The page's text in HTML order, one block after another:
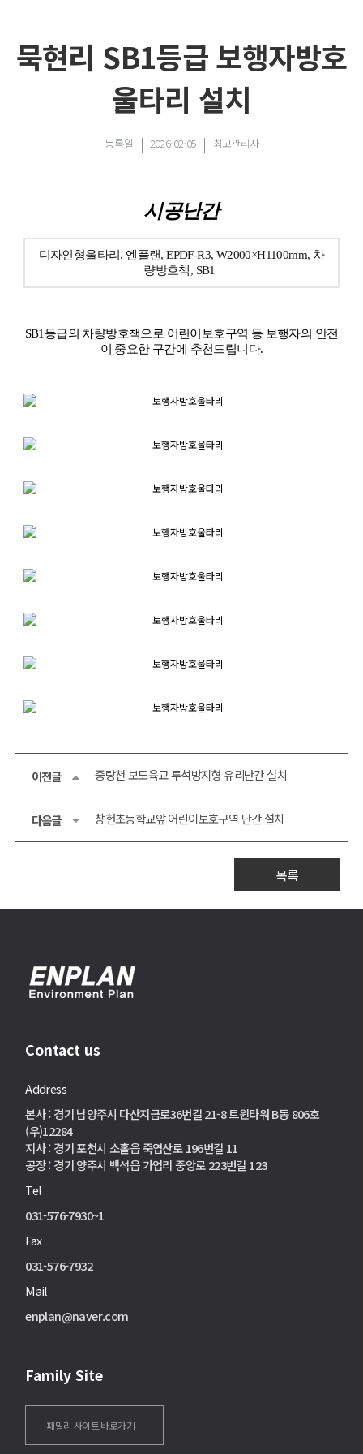
묵현리 SB1등급 보행자방호
울타리 설치
등록일 2026-02-05 최고관리자
시공난간
디자인형울타리, 엔플랜, EPDF-R3, W2000×H1100mm, 차
량방호책, SB1
SB1등급의 차량방호책으로 어린이보호구역 등 보행자의 안전
이 중요한 구간에 추천드립니다.
이전글 중랑천 보도육교 투석방지형 유리난간 설치
다음글 창현초등학교앞 어린이보호구역 난간 설치
목록
Contact us
Address
본사 : 경기 남양주시 다산지금로36번길 21-8 트윈타워 B동 806호
(우)12284
지사 : 경기 포천시 소홀읍 죽엽산로 196번길 11
공장 : 경기 양주시 백석읍 가업리 중앙로 223번길 123
Tel
031-576-7930~1
Fax
031-576-7932
Mail
enplan@naver.com
Family Site
패밀리 사이트 바로가기